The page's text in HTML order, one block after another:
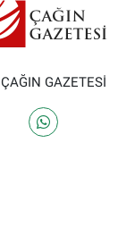
GAZETESİ